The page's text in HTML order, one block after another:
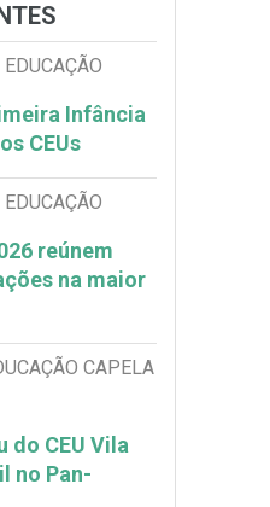
Infância
CEUs
reúnem
na maior
CAPELA
CEU Vila
no Pan-